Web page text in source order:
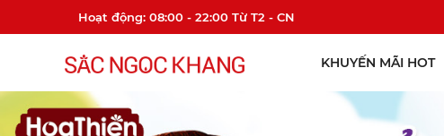
Hoạt động: 08:00 - 22:00 Từ T2 - CN
KHUYẾN MÃI HOT